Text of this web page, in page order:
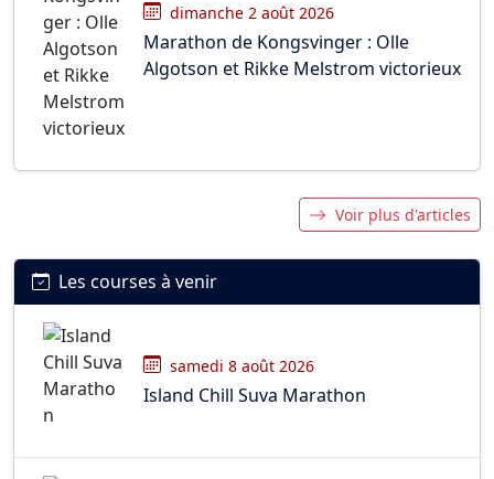
dimanche 2 août 2026
Marathon de Kongsvinger : Olle
Algotson et Rikke Melstrom victorieux
Voir plus d'articles
Les courses à venir
samedi 8 août 2026
Island Chill Suva Marathon